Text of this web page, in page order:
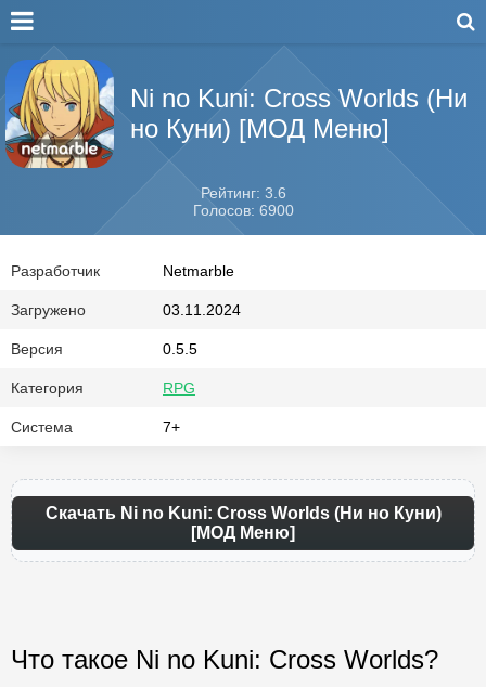
Ni no Kuni: Cross Worlds (Ни
но Куни) [МОД Меню]
Рейтинг: 3.6
Голосов: 6900
Разработчик Netmarble
Загружено 03.11.2024
Версия 0.5.5
Категория RPG
Система 7+
Скачать Ni no Kuni: Cross Worlds (Ни но Куни)
[МОД Меню]
Что такое Ni no Kuni: Cross Worlds?